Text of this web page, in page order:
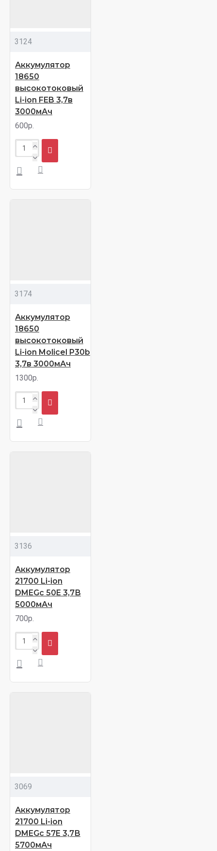
3124
Аккумулятор
18650
высокотоковый
Li-ion FEB 3,7в
3000мАч
600р.
3174
Аккумулятор
18650
высокотоковый
Li-ion Molicel P30b
3,7в 3000мАч
1300р.
3136
Аккумулятор
21700 Li-ion
DMEGc 50E 3,7В
5000мАч
700р.
3069
Аккумулятор
21700 Li-ion
DMEGc 57E 3,7В
5700мАч